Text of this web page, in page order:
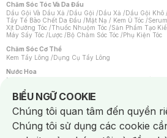
Chăm Sóc Tóc Và Da Đầu
Dầu Gội Và Dầu Xả /Dầu Gội /Dầu Xả /Dầu Gội Khô /
Tẩy Tế Bào Chết Da Đầu /Mặt Nạ / Kem Ủ Tóc /
Xịt Dưỡng Tóc /Thuốc Nhuộm Tóc /Sản Phẩm Tạo
Máy Sấy Tóc /Lược /Bộ Chăm Sóc Tóc /Phụ Kiện Tóc
Chăm Sóc Cơ Thể
Kem Tẩy Lông /Dụng Cụ Tẩy Lông
Nước Hoa
Nước Hoa Nữ
Chăm Sóc Cá Nhân
Chống Muỗi /Khẩu Trang /Máy Massage/Mặt Nạ
Sản Phẩm Chăm Sóc Khác /Bàn Chải Đánh Răng /
Hỗ Trợ Trắng Răng/Kem Đánh Răng /Máy Tăm Nước
Tăm / Chỉ Nha Khoa/ Xịt Thơm Miệng / Dung Dịch
BIỂU NGỮ COOKIE
Notice about cookies usage
Chúng tôi quan tâm đến quyền
Chúng tôi sử dụng các cookie